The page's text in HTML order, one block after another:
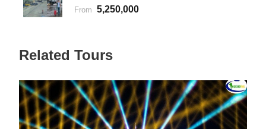
From 5,250,000
Related Tours